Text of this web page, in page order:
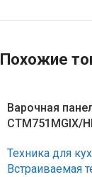
Похожие
Варочная
CTM751MGIX/
Техника для
Встраиваемая